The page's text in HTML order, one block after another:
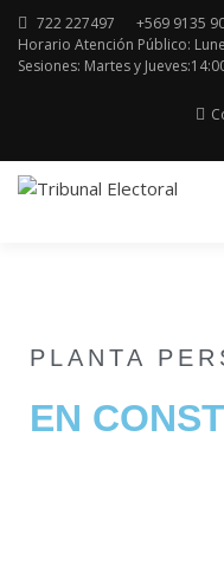
722 227497
+569 9135
Horario Atención Público:
Sesiones: Martes y
PLANTA
EN